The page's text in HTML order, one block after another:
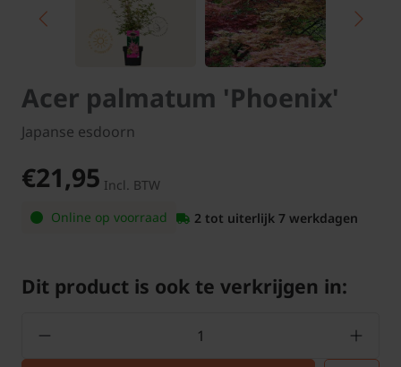
Acer palmatum 'Phoenix'
Japanse esdoorn
€21,95 Incl. BTW
Online op voorraad
2 tot uiterlijk 7 werkdagen
Dit product is ook te verkrijgen in: